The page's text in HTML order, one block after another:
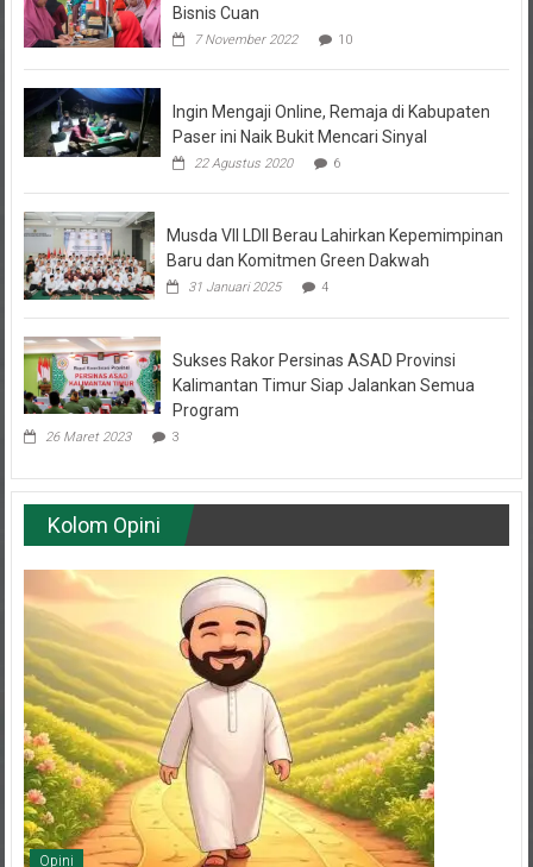
7 November 2022
Paser ini Naik Bukit Mencari Sinyal
22 Agustus 2020 6
Baru dan Komitmen Green Dakwah
31 Januari 2025 4
Kalimantan Timur Siap Jalankan Semua
Program
26 Maret 2023 3
Kolom Opini
Opini